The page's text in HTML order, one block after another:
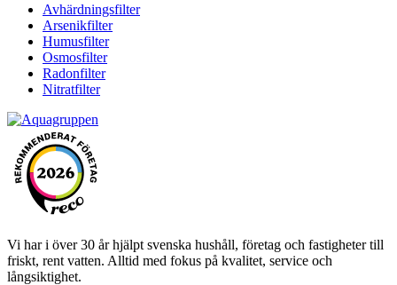
Avhärdningsfilter
Arsenikfilter
Humusfilter
Osmosfilter
Radonfilter
Nitratfilter
Vi har i över 30 år hjälpt svenska hushåll, företag och fastigheter till
friskt, rent vatten. Alltid med fokus på kvalitet, service och
långsiktighet.